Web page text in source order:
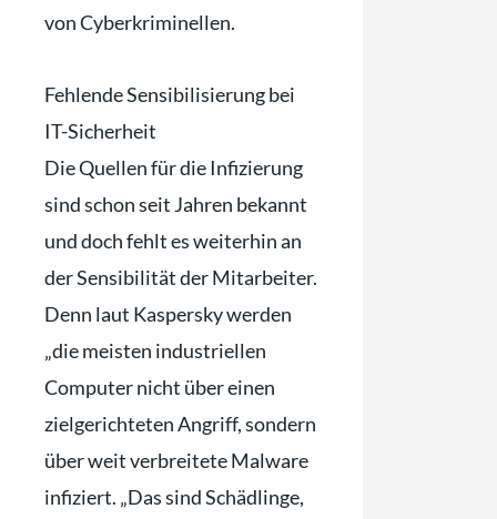
von Cyberkriminellen.
Fehlende Sensibilisierung bei
IT-Sicherheit
Die Quellen für die Infizierung
sind schon seit Jahren bekannt
und doch fehlt es weiterhin an
der Sensibilität der Mitarbeiter.
Denn laut Kaspersky werden
„die meisten industriellen
Computer nicht über einen
zielgerichteten Angriff, sondern
über weit verbreitete Malware
infiziert. „Das sind Schädlinge,